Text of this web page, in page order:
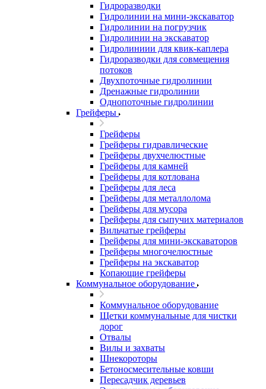
Гидроразводки
Гидролинии на мини-экскаватор
Гидролинии на погрузчик
Гидролинии на экскаватор
Гидролиниии для квик-каплера
Гидроразводки для совмещения
потоков
Двухпоточные гидролинии
Дренажные гидролинии
Однопоточные гидролинии
Грейферы
Грейферы
Грейферы гидравлические
Грейферы двухчелюстные
Грейферы для камней
Грейферы для котлована
Грейферы для леса
Грейферы для металлолома
Грейферы для мусора
Грейферы для сыпучих материалов
Вильчатые грейферы
Грейферы для мини-экскаваторов
Грейферы многочелюстные
Грейферы на экскаватор
Копающие грейферы
Коммунальное оборудование
Коммунальное оборудование
Щетки коммунальные для чистки
дорог
Отвалы
Вилы и захваты
Шнекороторы
Бетоносмесительные ковши
Пересадчик деревьев